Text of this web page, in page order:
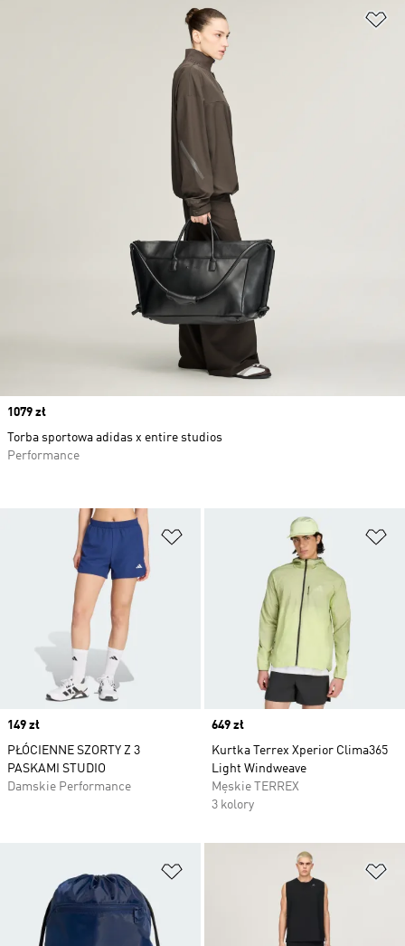
Dodaj do listy życzeń
Price
149 zł
PŁÓCIENNE SZORTY Z 3
PASKAMI STUDIO
Damskie Performance
Price
649 zł
Kurtka Terrex Xperior Clima365
Light Windweave
Męskie TERREX
3 kolory
Dodaj do listy życzeń
Price
1079 zł
Torba sportowa adidas x entire studios
Performance